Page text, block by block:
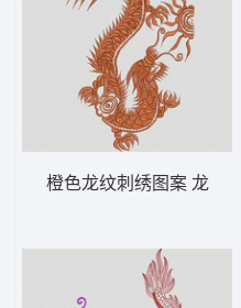
橙色龙纹刺绣图案 龙